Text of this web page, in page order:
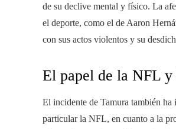
de su declive mental y físico. La
el deporte, como el de Aaron
con sus actos violentos y su
El papel de la NFL
El incidente de Tamura también ha
particular la NFL, en cuanto a la